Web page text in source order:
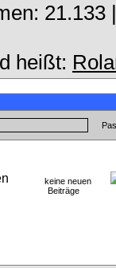
heißt:
keine neuen
Beiträge